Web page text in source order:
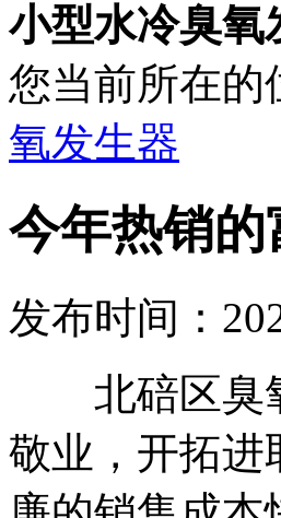
小型水冷臭氧
您当前所在的
氧发生器
今年热销的
发布时间：
北碚区臭氧
敬业，开拓进